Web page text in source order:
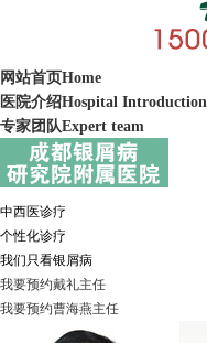
网站首页Home
医院介绍Hospital Introduction
专家团队Expert team
中西医诊疗
个性化诊疗
我们只看银屑病
我要预约戴礼主任
我要预约曹海燕主任